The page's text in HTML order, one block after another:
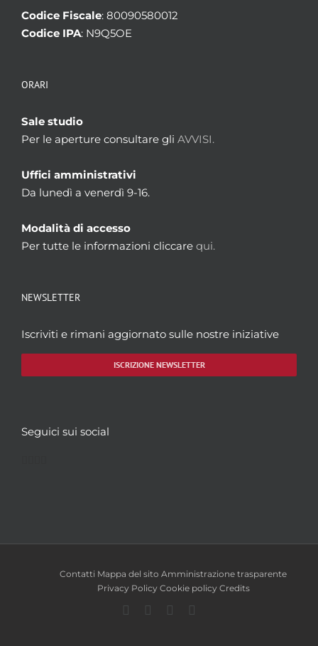
Codice Fiscale: 80090580012
Codice IPA: N9Q5OE
ORARI
Sale studio
Per le aperture consultare gli AVVISI.
Uffici amministrativi
Da lunedì a venerdì 9-16.
Modalità di accesso
Per tutte le informazioni cliccare qui.
NEWSLETTER
Iscriviti e rimani aggiornato sulle nostre iniziative
ISCRIZIONE NEWSLETTER
Seguici sui social
Contatti Mappa del sito Amministrazione trasparente
Privacy Policy Cookie policy Credits
Facebook
TwitterYouTube